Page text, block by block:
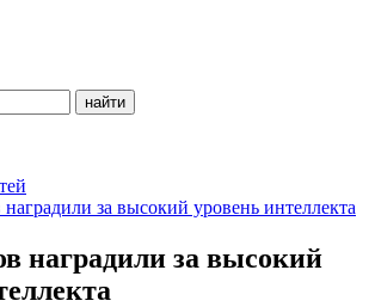
за высокий уровень интеллекта
наградили за высокий